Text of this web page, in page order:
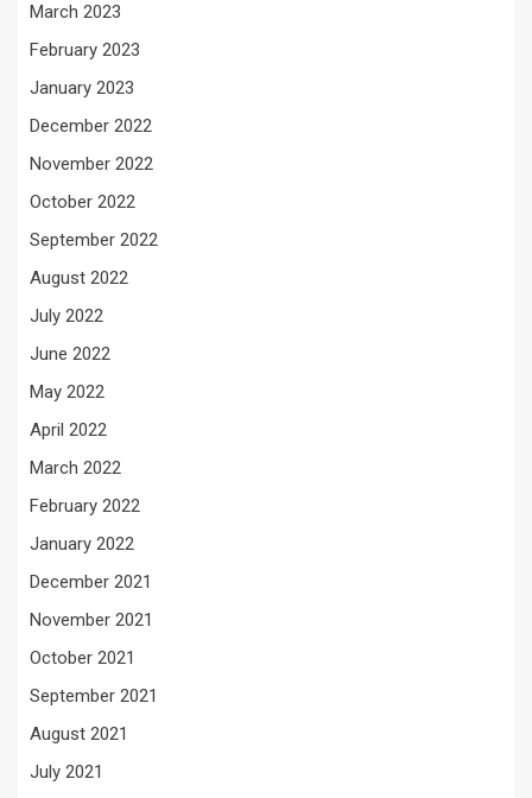
March 2023
February 2023
January 2023
December 2022
November 2022
October 2022
September 2022
August 2022
July 2022
June 2022
May 2022
April 2022
March 2022
February 2022
January 2022
December 2021
November 2021
October 2021
September 2021
August 2021
July 2021